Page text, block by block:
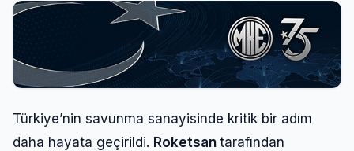
Türkiye’nin savunma sanayisinde kritik bir adım
daha hayata geçirildi. Roketsan tarafından